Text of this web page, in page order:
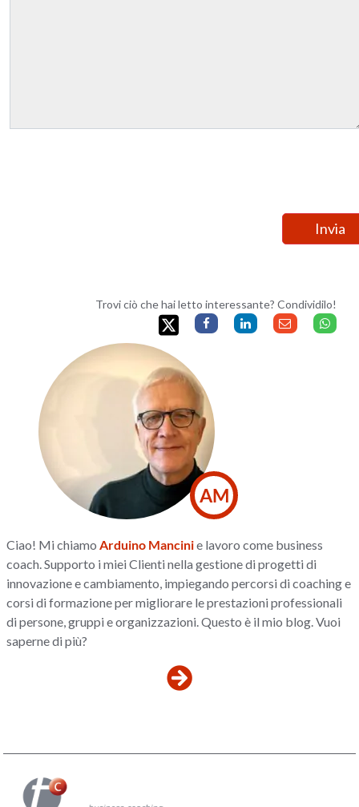
Trovi ciò che hai letto interessante? Condividilo!
AM
Ciao! Mi chiamo Arduino Mancinie lavoro come business
coach. Supporto i miei Clienti nella gestione di progetti di
innovazione e cambiamento, impiegando percorsi di coaching e
corsi di formazione per migliorare le prestazioni professionali
di persone, gruppi e organizzazioni. Questo è il mio blog. Vuoi
saperne di più?